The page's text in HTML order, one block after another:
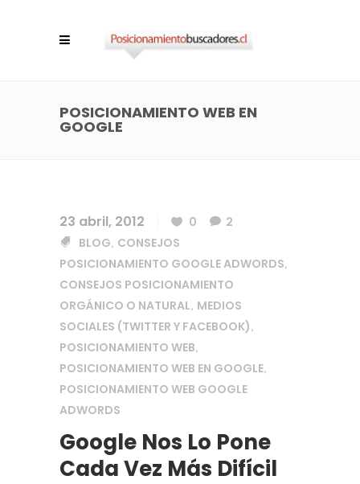
POSICIONAMIENTO WEB EN
GOOGLE
23 abril, 2012 0
2
BLOG, CONSEJOS
POSICIONAMIENTO GOOGLE ADWORDS,
CONSEJOS POSICIONAMIENTO
ORGÁNICO O NATURAL, MEDIOS
SOCIALES (TWITTER Y FACEBOOK),
POSICIONAMIENTO WEB,
POSICIONAMIENTO WEB EN GOOGLE,
POSICIONAMIENTO WEB GOOGLE
ADWORDS
Google Nos Lo Pone
Cada Vez Más Difícil